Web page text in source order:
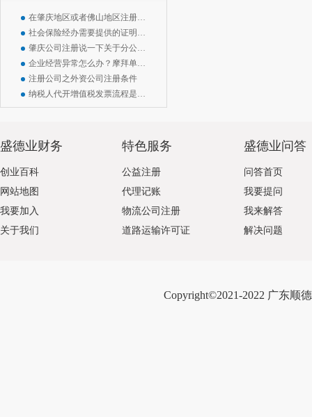
在肇庆地区或者佛山地区注册公司需要注意什么
社会保险经办需要提供的证明事项将大幅减少 !!
肇庆公司注册说一下关于分公司与子公司的区别
企业经营异常怎么办？摩拜单车陷入经营异常名单
注册公司之外资公司注册条件
纳税人代开增值税发票流程是如何规定的？
盛德业财务
创业百科
网站地图
我要加入
关于我们
特色服务
公益注册
代理记账
物流公司注册
道路运输许可证
盛德业问答
问答首页
我要提问
我来解答
解决问题
Copyright©2021-2022 广东顺